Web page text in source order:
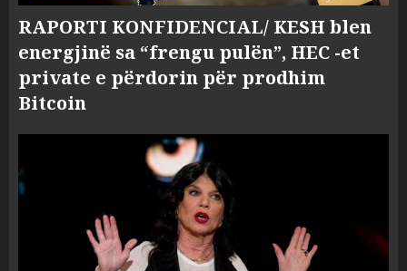
RAPORTI KONFIDENCIAL/ KESH blen
energjinë sa “frengu pulën”, HEC -et
private e përdorin për prodhim
Bitcoin